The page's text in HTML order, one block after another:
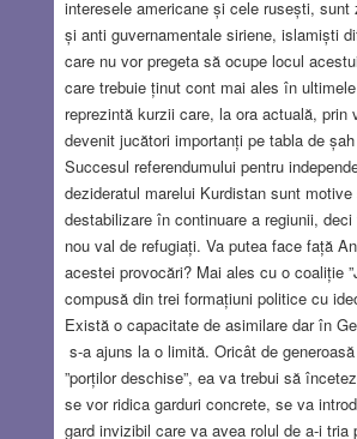
interesele americane și cele rusești, sunt
și anti guvernamentale siriene, islamiști
care nu vor pregeta să ocupe locul
care trebuie ținut cont mai ales în
reprezintă kurzii care, la ora actuală, prin
devenit jucători importanți pe tabla de
Succesul referendumului pentru
dezideratul marelui Kurdistan sunt
destabilizare în continuare a regiunii,
nou val de refugiați. Va putea face față
acestei provocări? Mai ales cu o coaliție
compusă din trei formațiuni politice cu
Există o capacitate de asimilare dar în
s-a ajuns la o limită. Oricât de
”porților deschise”, ea va trebui să
se vor ridica garduri concrete, se va
gard invizibil care va avea rolul de a-i tria